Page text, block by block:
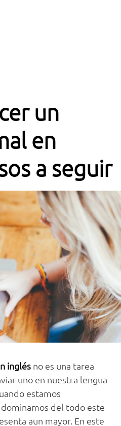
un
en
a seguir
inglés no es una tarea
uno en nuestra lengua
estamos
del todo este
aun mayor. En este